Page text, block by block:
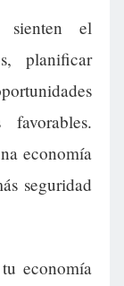
sienten el
planificar
economía
seguridad
economía